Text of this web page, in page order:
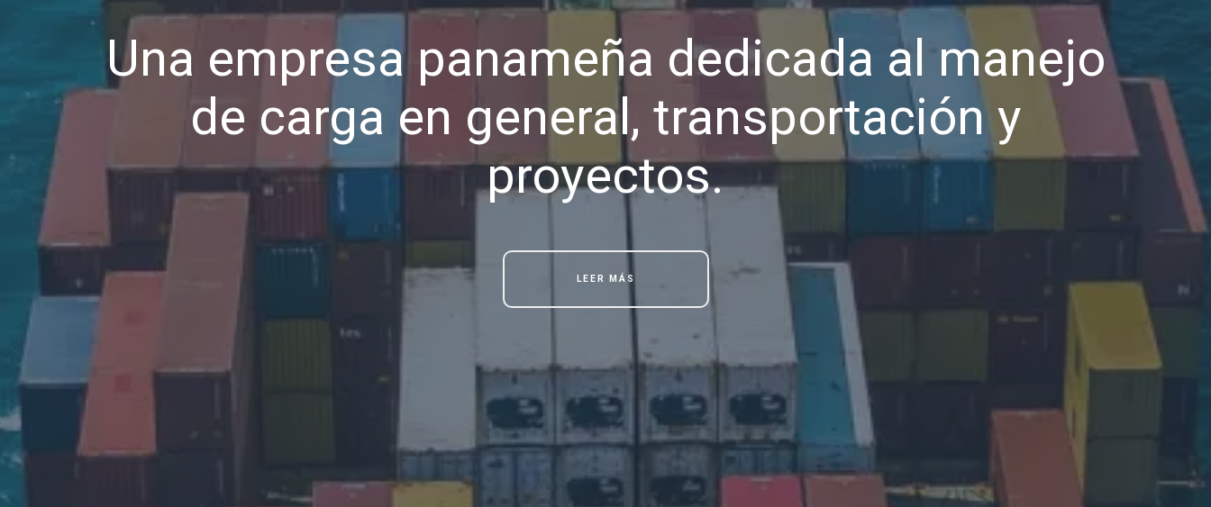
Una empresa panameña dedicada al manejo
de carga en general, transportación y
proyectos.
LEER MÁS